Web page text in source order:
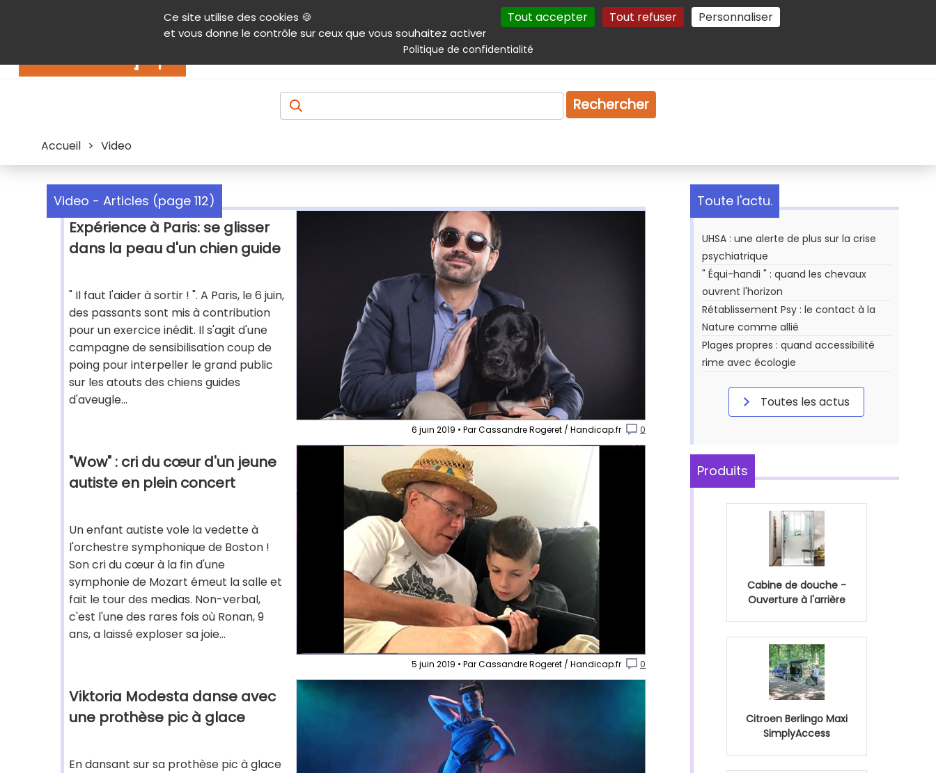
Ce site utilise des cookies 🍪
et vous donne le contrôle sur ceux que vous souhaitez activer
Tout accepter Tout refuser Personnaliser
Politique de confidentialité
Contenu Aide et accessibilité Menu principal Autres services Plan du site Gestion des cookies
Produits & services Emploi Droit
Rechercher
Accueil > Video
Video - Articles (page 112)
Expérience à Paris: se glisser
dans la peau d'un chien guide
" Il faut l'aider à sortir ! ". A Paris, le 6 juin,
des passants sont mis à contribution
pour un exercice inédit. Il s'agit d'une
campagne de sensibilisation coup de
poing pour interpeller le grand public
sur les atouts des chiens guides
d'aveugle...
6 juin 2019 • Par Cassandre Rogeret / Handicap.fr 0
"Wow" : cri du cœur d'un jeune
autiste en plein concert
Un enfant autiste vole la vedette à
l'orchestre symphonique de Boston !
Son cri du cœur à la fin d'une
symphonie de Mozart émeut la salle et
fait le tour des medias. Non-verbal,
c'est l'une des rares fois où Ronan, 9
ans, a laissé exploser sa joie...
5 juin 2019 • Par Cassandre Rogeret / Handicap.fr 0
Viktoria Modesta danse avec
une prothèse pic à glace
En dansant sur sa prothèse pic à glace
Toute l'actu.
UHSA : une alerte de plus sur la crise
psychiatrique
" Équi-handi " : quand les chevaux
ouvrent l'horizon
Rétablissement Psy : le contact à la
Nature comme allié
Plages propres : quand accessibilité
rime avec écologie
Toutes les actus
Produits
Cabine de douche -
Ouverture à l'arrière
Citroen Berlingo Maxi
SimplyAccess